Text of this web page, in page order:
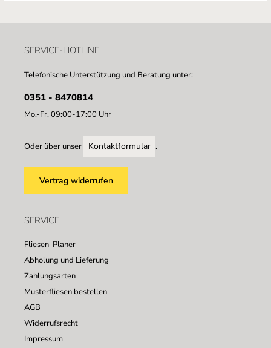
SERVICE-HOTLINE
Telefonische Unterstützung und Beratung unter:
0351 - 8470814
Mo.-Fr. 09:00-17:00 Uhr
Oder über unser Kontaktformular .
Vertrag widerrufen
SERVICE
Fliesen-Planer
Abholung und Lieferung
Zahlungsarten
Musterfliesen bestellen
AGB
Widerrufsrecht
Impressum